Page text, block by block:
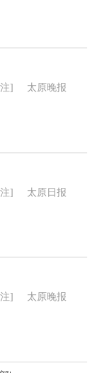
] 太原晚报
] 太原日报
] 太原晚报